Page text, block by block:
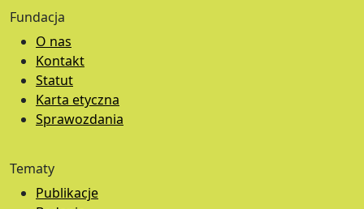
Fundacja
O nas
Kontakt
Statut
Karta etyczna
Sprawozdania
Tematy
Publikacje